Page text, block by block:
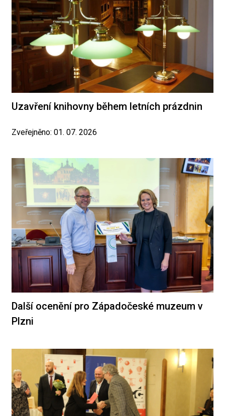
Uzavření knihovny během letních prázdnin
Zveřejněno: 01. 07. 2026
Další ocenění pro Západočeské muzeum v
Plzni